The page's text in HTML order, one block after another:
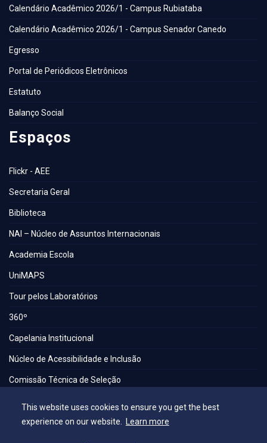
This website uses cookies to ensure you get the best
experience on our website. Learn more
Calendário Acadêmico 2026/1 - Campus Rubiataba
Calendário Acadêmico 2026/1 - Campus Senador Canedo
Egresso
Portal de Periódicos Eletrônicos
Estatuto
Balanço Social
Espaços
Flickr - AEE
Secretaria Geral
Biblioteca
NAI – Núcleo de Assuntos Internacionais
Academia Escola
UniMAPS
Tour pelos Laboratórios
360º
Capelania Institucional
Núcleo de Acessibilidade e Inclusão
Comissão Técnica de Seleção
Contatos